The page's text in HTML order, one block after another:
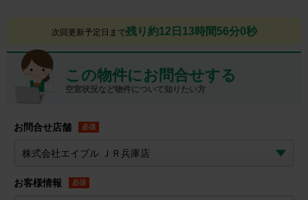
次回更新予定日まで残り約12日13時間55分59秒
この物件にお問合せする
空室状況など物件について知りたい方
お問合せ店舗 必須
お客様情報 必須